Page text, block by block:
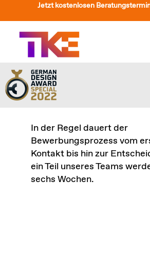
Inhalt
springen
Jetzt kostenlosen
Treppenlift
Preise
Service
Treppenliftberatung
Über Uns & Kontakt
In der Regel dauert der
Bewerbungsprozess vom
Kontakt bis hin zur
ein Teil unseres Teams
sechs Wochen.